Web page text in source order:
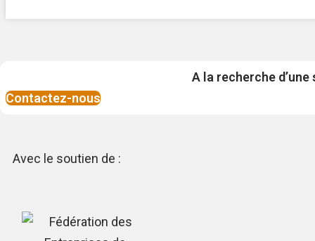
A la recherche
Contactez-nous
Avec le soutien de :